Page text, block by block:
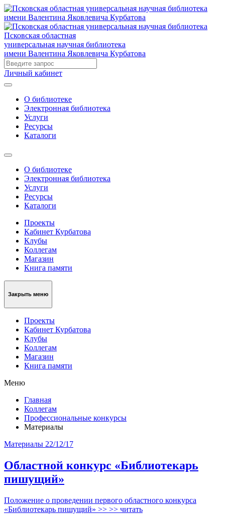
Псковская областная
универсальная научная библиотека
имени Валентина Яковлевича Курбатова
Личный кабинет
О библиотеке
Электронная библиотека
Услуги
Ресурсы
Каталоги
О библиотеке
Электронная библиотека
Услуги
Ресурсы
Каталоги
Проекты
Кабинет Курбатова
Клубы
Коллегам
Магазин
Книга памяти
Закрыть меню
Проекты
Кабинет Курбатова
Клубы
Коллегам
Магазин
Книга памяти
Меню
Главная
Коллегам
Профессиональные конкурсы
Материалы
Материалы 22/12/17
Областной конкурс «Библиотекарь
пишущий»
Положение о проведении первого областного конкурса
«Библиотекарь пишущий» >> >> читать